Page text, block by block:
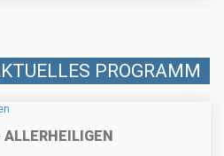
PROGRAMM